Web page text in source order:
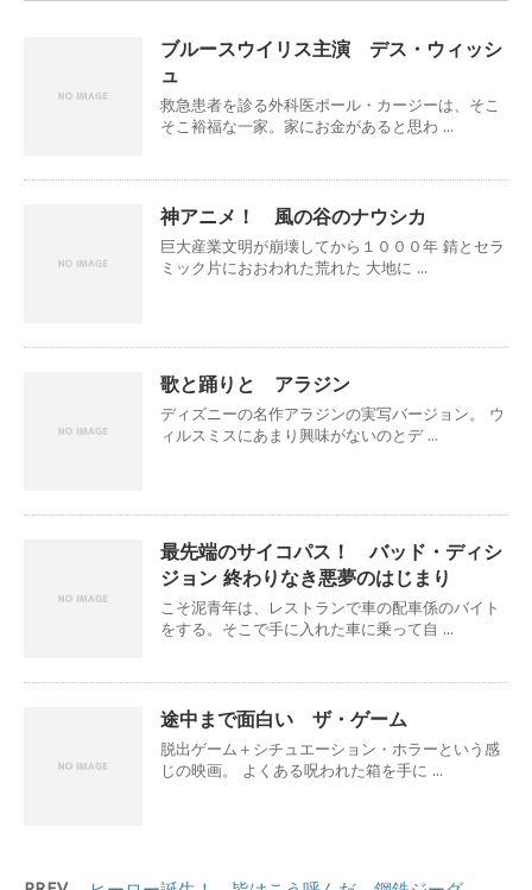
ブルースウイリス主演 デス・ウィッシ
ュ
救急患者を診る外科医ポール・カージーは、そこ
そこ裕福な一家。家にお金があると思わ ...
神アニメ！ 風の谷のナウシカ
巨大産業文明が崩壊してから１０００年 錆とセラ
ミック片におおわれた荒れた 大地に ...
歌と踊りと アラジン
ディズニーの名作アラジンの実写バージョン。 ウ
ィルスミスにあまり興味がないのとデ ...
最先端のサイコパス！ バッド・ディシ
ジョン 終わりなき悪夢のはじまり
こそ泥青年は、レストランで車の配車係のバイト
をする。そこで手に入れた車に乗って自 ...
途中まで面白い ザ・ゲーム
脱出ゲーム＋シチュエーション・ホラーという感
じの映画。 よくある呪われた箱を手に ...